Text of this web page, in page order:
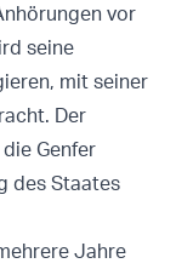
vor
seine
mit seiner
Der
Genfer
des Staates
Jahre